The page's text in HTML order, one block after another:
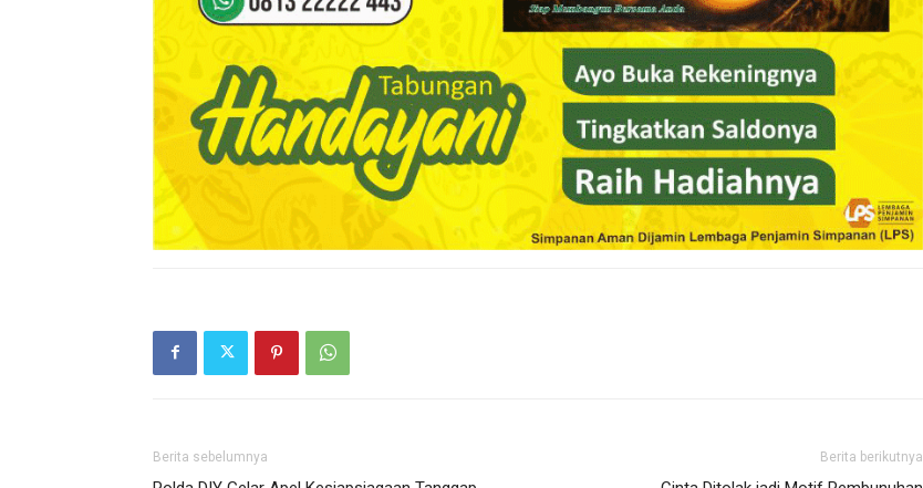
Berita sebelumnya Berita berikutnya